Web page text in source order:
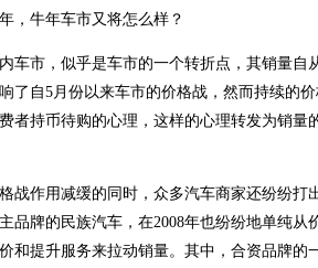
，牛年车市又将怎么样？
市，似乎是车市的一个转折点，其销量自
了自5月份以来车市的价格战，然而持续的
者持币待购的心理，这样的心理转发为销量
作用减缓的同时，众多汽车商家还纷纷打
品牌的民族汽车，在2008年也纷纷地单纯从
和提升服务来拉动销量。其中，合资品牌的